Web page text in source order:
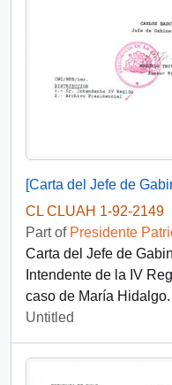
CL CLUAH 1-92-2149
Part of Presidente
Carta del Jefe de
Intendente de la IV
caso de María Hidalgo.
Untitled